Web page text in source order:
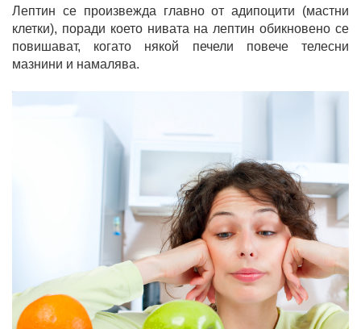
Лептин се произвежда главно от адипоцити (мастни
клетки), поради което нивата на лептин обикновено се
повишават, когато някой печели повече телесни
мазнини и намалява.